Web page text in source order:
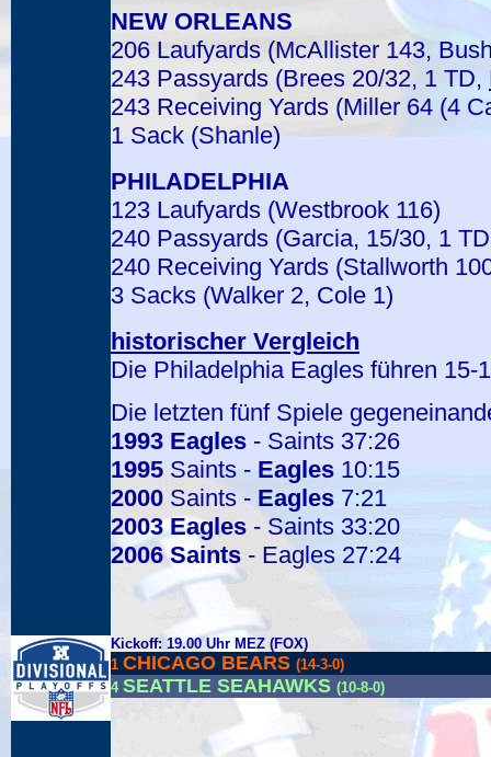
NEW ORLEANS
206 Laufyards (McAllister 143,
243 Passyards (Brees 20/32, 1 TD,
243 Receiving Yards (Miller 64 (4
1 Sack (Shanle)
PHILADELPHIA
123 Laufyards (Westbrook 116)
240 Passyards (Garcia, 15/30, 1
240 Receiving Yards (Stallworth
3 Sacks (Walker 2, Cole 1)
historischer Vergleich
Die Philadelphia Eagles führen 15-
Die letzten fünf Spiele
1993 Eagles - Saints 37:26
1995Saints - Eagles 10:15
2000 Saints - Eagles 7:21
2003 Eagles - Saints 33:20
2006 Saints - Eagles 27:24
Kickoff: 19.00 Uhr MEZ (FOX)
1 CHICAGO BEARS (14-3-0)
4 SEATTLE SEAHAWKS (10-8-0)